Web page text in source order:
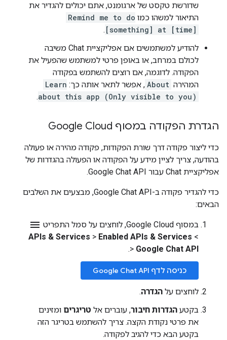
שדורשת טקסט של ארגומנט, אתם יכולים להגדיר את
התיאור למשהו כמו Remind me to do
[something] at [time]
.
להודיע למשתמשים אם אפליקציית Chat משיבה
לכולם במרחב, או באופן פרטי למשתמש שהפעיל את
הפקודה. לדוגמה, אם רוצים להשתמש בפקודה
המהירה About , אפשר לתאר אותה כך: Learn
about this app (Only visible to you)
.
הגדרת הפקודה במסוף Google Cloud
כדי ליצור פקודה דרך שורת הפקודות, פקודה מהירה או פעולה
בהודעה, צריך לציין מידע על הפקודה או הפעולה בהגדרות של
אפליקציית Chat עבור Google Chat API.
כדי להגדיר פקודה ב-Google Chat API, מבצעים את השלבים
הבאים:
במסוף Google Cloud, לוחצים על סמל התפריט menu
>
APIs & Services > Enabled APIs & Services
> Google Chat API
.
כניסה לדף Google Chat API
לוחצים על הגדרה.
בקטע הגדרות חיבור, עוברים אל טריגרים ומזינים
את פרטי נקודת הקצה. צריך להשתמש בטריגר הזה
בקטע הבא כדי להגיב לפקודה.